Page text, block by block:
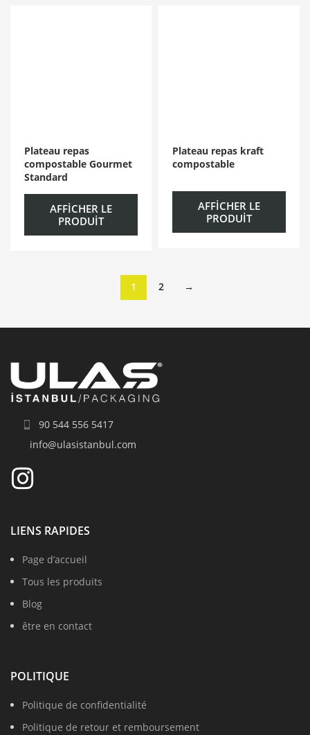
Plateau repas
compostable Gourmet
Standard
AFFICHER LE
PRODUIT
Plateau repas kraft
compostable
AFFICHER LE
PRODUIT
1 2 →
90 544 556 5417
info@ulasistanbul.com
LIENS RAPIDES
Page d’accueil
Tous les produits
Blog
être en contact
POLITIQUE
Politique de confidentialité
Politique de retour et remboursement